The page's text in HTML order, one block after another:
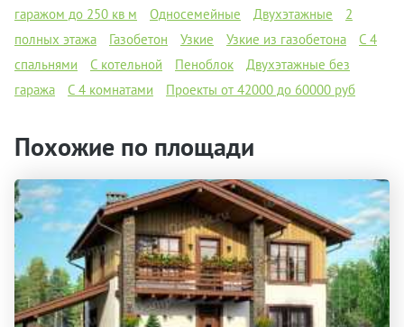
гаражом до 250 кв м
Односемейные Двухэтажные
2
полных этажа
Газобетон Узкие Узкие из газобетона
С 4
спальнями
С котельной Пеноблок
Двухэтажные без
гаража
С 4 комнатами Проекты от 42000 до 60000 руб
Похожие по площади